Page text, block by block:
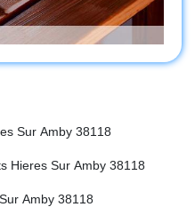
Sur Amby 38118
Hieres Sur Amby 38118
Amby 38118